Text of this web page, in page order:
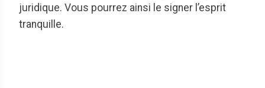
juridique. Vous pourrez ainsi le signer l’esprit
tranquille.